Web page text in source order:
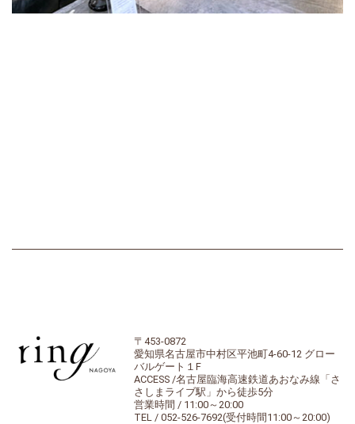
〒453-0872
愛知県名古屋市中村区平池町4-60-12 グロー
バルゲート１F
ACCESS /名古屋臨海高速鉄道あおなみ線「さ
さしまライブ駅」から徒歩5分
営業時間 / 11:00～20:00
TEL / 052-526-7692(受付時間11:00～20:00)